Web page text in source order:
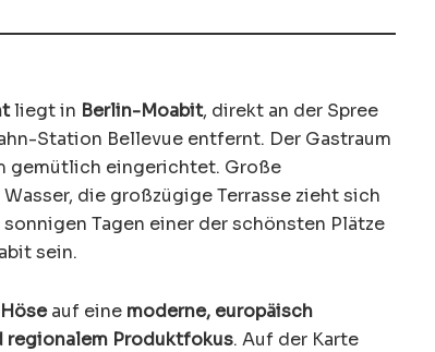
liegt in Berlin-Moabit, direkt an der Spree
Station Bellevue entfernt. Der Gastraum
gemütlich eingerichtet. Große
die großzügige Terrasse zieht sich
Tagen einer der schönsten Plätze
sein.
auf eine moderne, europäisch
regionalem Produktfokus. Auf der Karte